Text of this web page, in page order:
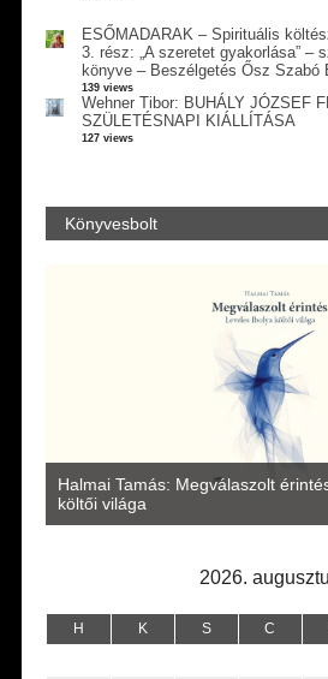
ESŐMADARAK – Spirituális
3. rész: „A szeretet gyakorlása” –
könyve – Beszélgetés Ősz Szabó
139 views
Wehner Tibor: BUHÁLY JÓZSEF
SZÜLETÉSNAPI KIÁLLÍTÁSA
127 views
Könyvesbolt
Halmai Tamás: Megválaszolt
költői világa
2026.
H K S C